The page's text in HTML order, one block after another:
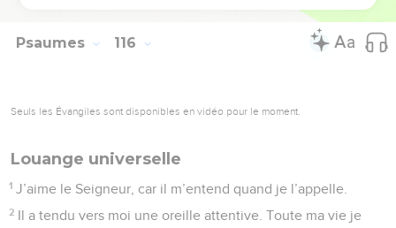
Psaumes 116
Seuls les Évangiles sont disponibles en vidéo pour le moment.
Louange universelle
1 J’aime le Seigneur, car il m’entend quand je l’appelle.
2 Il a tendu vers moi une oreille attentive. Toute ma vie je